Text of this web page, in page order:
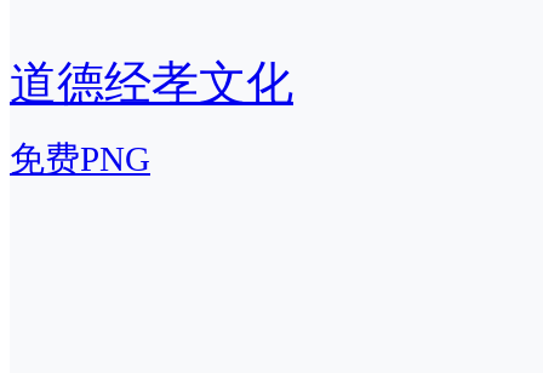
道德经孝文化
免费PNG